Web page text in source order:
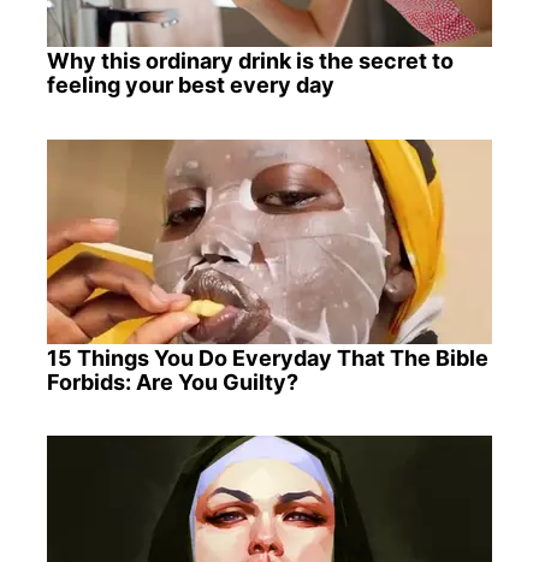
Why this ordinary drink is the secret to
feeling your best every day
15 Things You Do Everyday That The Bible
Forbids: Are You Guilty?